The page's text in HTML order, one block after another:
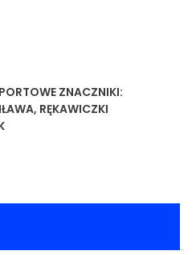
ZNACZNIKI:
, RĘKAWICZKI